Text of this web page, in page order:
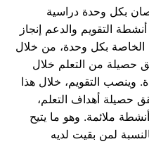
بكل وحدة دراسية
التقويم والدعم إنجاز
الخاصة بكل وحدة، من خلال
حصيلة من التعلم خلال
التقويم، خلال هذا
حصيلة أهداف التعلم،
ملائمة. وهو ما يتيح
لمن بقيت لديه